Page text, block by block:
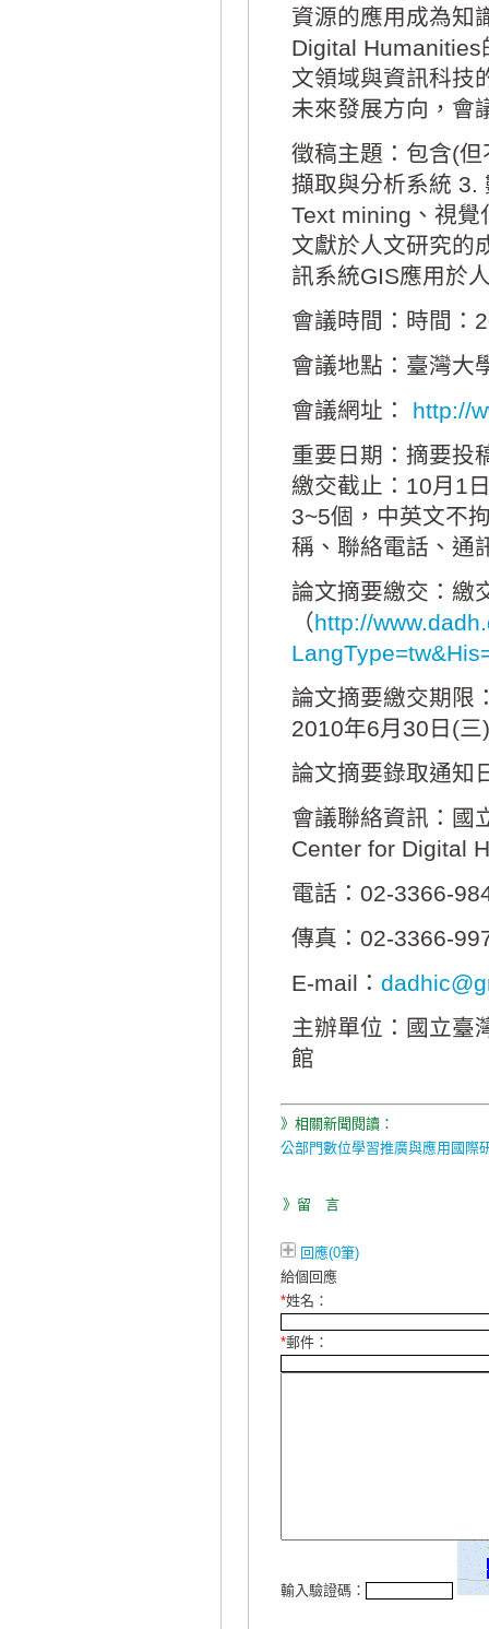
資源的應用成為知
Digital Humanities
文領域與資訊科技
未來發展方向，會
徵稿主題：包含(
擷取與分析系統 3.
Text mining、視
文獻於人文研究的
訊系統GIS應用於
會議時間：時間：
會議地點：臺灣大
會議網址： http://
重要日期：摘要投
繳交截止：10月1
3~5個，中英文不
稱、聯絡電話、通
論文摘要繳交：繳
（http://
論文摘要繳交期限
2010年6月30日(三)
論文摘要錄取通知
會議聯絡資訊：國
Center for Digital
電話：02-3366-
傳真：02-3366-
E-mail：
主辦單位：國立臺
館
》相關新聞閱讀：
公部門數位學習推廣與應用國際
》留 言
回應(0筆)
給個回應
*姓名：
*郵件：
輸入驗證碼：